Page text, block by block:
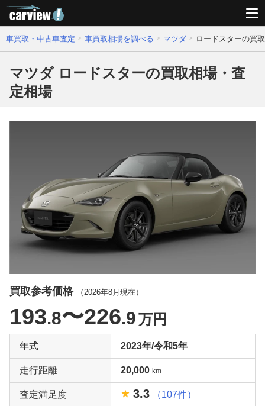
車買取・中古車査定 車買取相場を調べる マツダ ロードスターの買
マツダ ロードスターの買取相場・査
定相場
買取参考価格 （ 2026年8月 現在）
193.8〜226.9万円
年式 2023年/令和5年
走行距離 20,000 km
査定満足度 3.3 （107件）